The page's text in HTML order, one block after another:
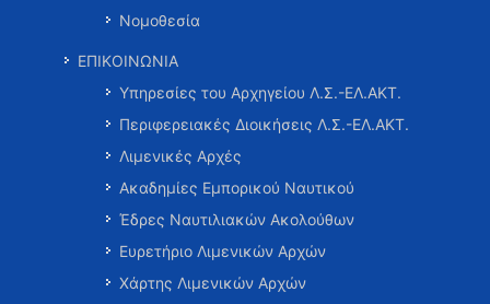
Νομοθεσία
ΕΠΙΚΟΙΝΩΝΙΑ
Υπηρεσίες του Αρχηγείου Λ.Σ.-ΕΛ.ΑΚΤ.
Περιφερειακές Διοικήσεις Λ.Σ.-ΕΛ.ΑΚΤ.
Λιμενικές Αρχές
Ακαδημίες Εμπορικού Ναυτικού
Έδρες Ναυτιλιακών Ακολούθων
Ευρετήριο Λιμενικών Αρχών
Χάρτης Λιμενικών Αρχών